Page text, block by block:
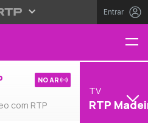
Entrar
com RTP
NO AR
TV
RTP